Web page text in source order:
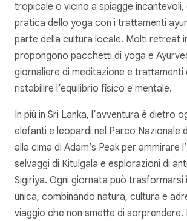
tropicale o vicino a spiagge incantevoli,
pratica dello yoga con i trattamenti
parte della cultura locale. Molti retreat
propongono pacchetti di yoga e
giornaliere di meditazione e trattamenti
ristabilire l’equilibrio fisico e mentale.
In più in Sri Lanka, l’avventura è dietro
elefanti e leopardi nel Parco Nazionale
alla cima di Adam’s Peak per ammirare
selvaggi di Kitulgala e esplorazioni di
Sigiriya. Ogni giornata può trasformarsi
unica, combinando natura, cultura e
viaggio che non smette di sorprendere.